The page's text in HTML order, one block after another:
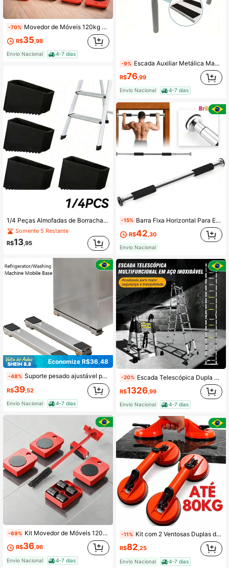
-70% Movedor de Móveis 120kg Profissional | Rodas Reforçadas + Sistema Giratório 360° Antiderrapante
R$35,98
Envio Nacional 4-7 dias
1/4 Peças Almofadas de Borracha Antiderrapante Resistente para Pés de Escada - Almofadas de Segurança Antiderrapante Universal para Escada, Adequado para Escadas Telescópicas, Durável, para Uso Doméstico e Industrial, Acessórios de Segurança para Escada, Superfície Texturizada Antiderrapante, Ajuste Seguro
Somente 5 Restante
R$13 ,95
Economize R$36,48
-48% Suporte pesado ajustável para máquina de lavar e geladeira com cápsulas de espuma de teste, rodas silenciosas e sem rastros, suporta até 800 libras, estrutura metálica extensível e retrátil, com ajuste de altura e nível
R$39 ,52
Envio Nacional 4-7 dias
-69% Kit Movedor de Móveis 120kg | Alavanca Reforçada + Base Giratória 360° com Rodas Antirrisco
R$36,96
Envio Nacional 4-7 dias
-9% Escada Auxiliar Metálica Maca Um Degrau Branca Prática Segurança
R$76,99
Envio Nacional 4-7 dias
-15% Barra Fixa Horizontal Para Exercicios Pull-Up Crossfit Musculação Para Colocar Em Portas e Treinar em Casa
R$42 ,30
Envio Nacional
-20% Escada Telescópica Dupla De Alumínio 2.5 m + 2.5 m Extensível Dobrável Multifuncional De Nível Profissional
R$1326 ,99
Envio Nacional 4-7 dias
-11% Kit com 2 Ventosas Duplas de Sucção Fixação Ultraforte para Vidros Mármore Pisos até 80KG Resistente
R$82,25
Envio Nacional 4-7 dias